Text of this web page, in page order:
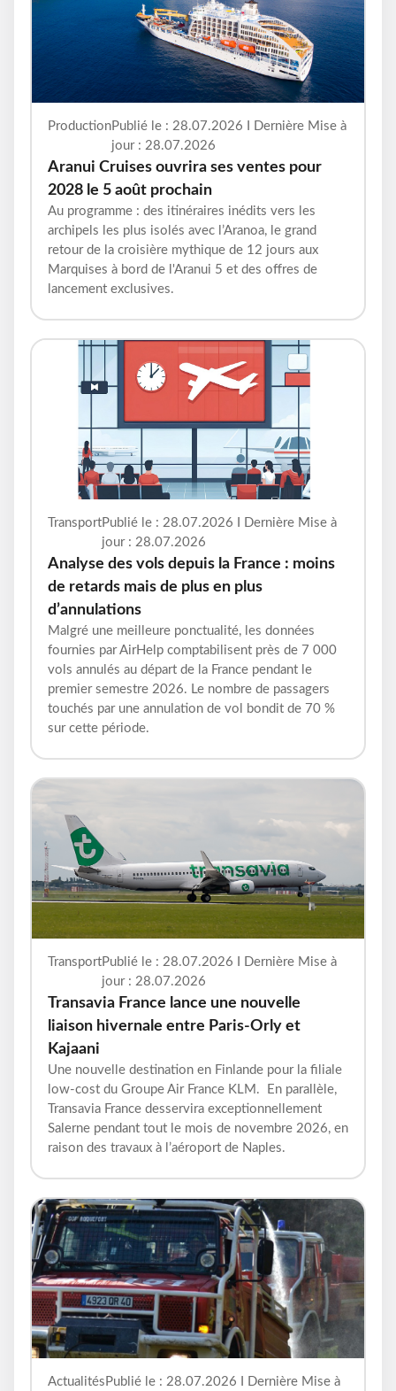
ProductionPublié le : 28.07.2026 I Dernière Mise à
jour : 28.07.2026
Aranui Cruises ouvrira ses ventes pour
2028 le 5 août prochain
Au programme : des itinéraires inédits vers les
archipels les plus isolés avec l’Aranoa, le grand
retour de la croisière mythique de 12 jours aux
Marquises à bord de l'Aranui 5 et des offres de
lancement exclusives.
TransportPublié le : 28.07.2026 I Dernière Mise à
jour : 28.07.2026
Analyse des vols depuis la France : moins
de retards mais de plus en plus
d’annulations
Malgré une meilleure ponctualité, les données
fournies par AirHelp comptabilisent près de 7 000
vols annulés au départ de la France pendant le
premier semestre 2026. Le nombre de passagers
touchés par une annulation de vol bondit de 70 %
sur cette période.
TransportPublié le : 28.07.2026 I Dernière Mise à
jour : 28.07.2026
Transavia France lance une nouvelle
liaison hivernale entre Paris-Orly et
Kajaani
Une nouvelle destination en Finlande pour la filiale
low-cost du Groupe Air France KLM. En parallèle,
Transavia France desservira exceptionnellement
Salerne pendant tout le mois de novembre 2026, en
raison des travaux à l’aéroport de Naples.
Actualités Publié le : 28.07.2026 I Dernière Mise à